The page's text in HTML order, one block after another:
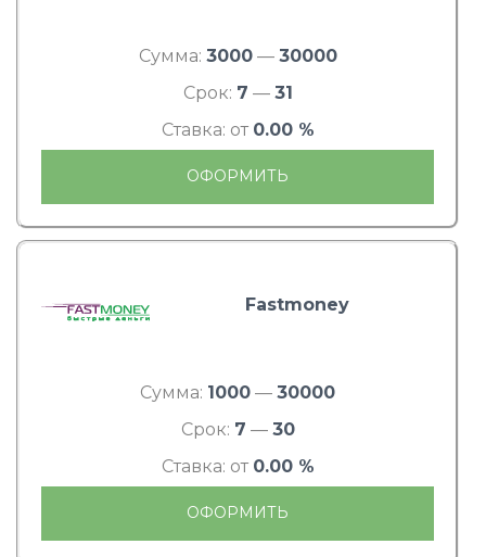
Сумма: 3000— 30000
Срок: 7 — 31
Ставка: от 0.00 %
ОФОРМИТЬ
Fastmoney
Сумма: 1000 — 30000
Срок: 7 — 30
Ставка: от 0.00 %
ОФОРМИТЬ